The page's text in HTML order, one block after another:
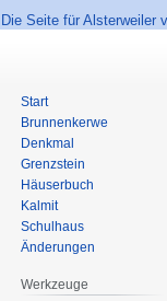
Die Seite für Alsterweiler
Start
Brunnenkerwe
Denkmal
Grenzstein
Häuserbuch
Kalmit
Schulhaus
Änderungen
Werkzeuge